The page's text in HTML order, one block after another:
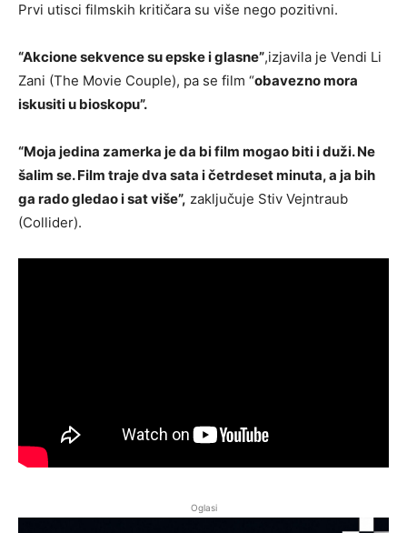
Prvi utisci filmskih kritičara su više nego pozitivni.
“Akcione sekvence su epske i glasne”,izjavila je Vendi Li
Zani (The Movie Couple), pa se film “obavezno mora
iskusiti u bioskopu”.
“Moja jedina zamerka je da bi film mogao biti i duži. Ne
šalim se. Film traje dva sata i četrdeset minuta, a ja bih
ga rado gledao i sat više”, zaključuje Stiv Vejntraub
(Collider).
Oglasi